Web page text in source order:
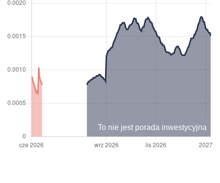
To nie jest porada inwestycyjna